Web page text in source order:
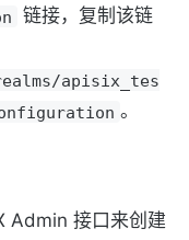
链接，复制该链
apisix_tes
。
Admin 接口来创建